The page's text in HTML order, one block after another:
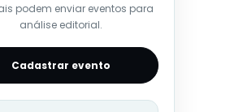
podem enviar eventos para
análise editorial.
Cadastrar evento